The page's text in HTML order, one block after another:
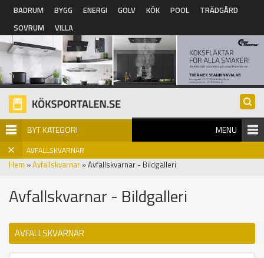
Hoppa till huvudinnehåll
BADRUM BYGG ENERGI GOLV KÖK POOL
TRÄDGÅRD
SOVRUM
VILLA
BYT KATEGORI MENU
AVFALLSKVARNAR
Hem »Avfallskvarnar » Avfallskvarnar - Bildgalleri
Avfallskvarnar - Bildgalleri
AVFALLSKVARNAR